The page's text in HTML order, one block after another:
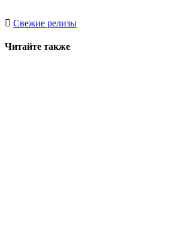
Свежие релизы
Читайте также